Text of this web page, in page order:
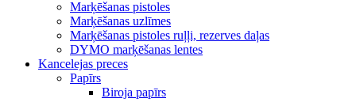
Marķēšanas pistoles
Marķēšanas uzlīmes
Marķēšanas pistoles ruļļi, rezerves daļas
DYMO marķēšanas lentes
Kancelejas preces
Papīrs
Biroja papīrs